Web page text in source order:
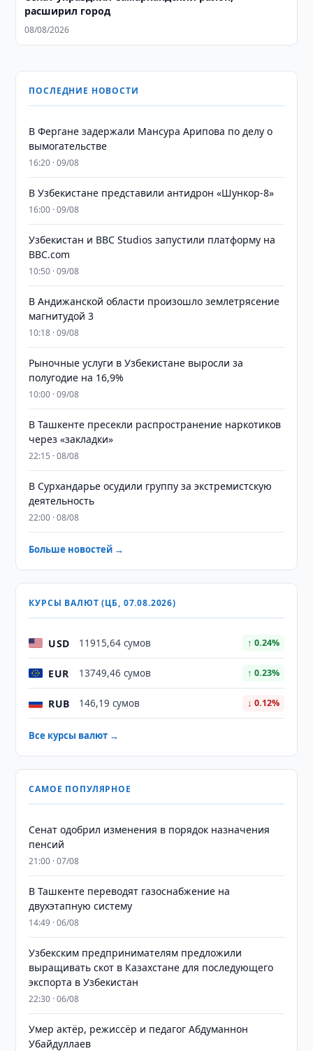
расширил город
08/08/2026
ПОСЛЕДНИЕ НОВОСТИ
В Фергане задержали Мансура Арипова по делу о
вымогательстве
16:20 · 09/08
В Узбекистане представили антидрон «Шункор-8»
16:00 · 09/08
Узбекистан и BBC Studios запустили платформу на
BBC.com
10:50 · 09/08
В Андижанской области произошло землетрясение
магнитудой 3
10:18 · 09/08
Рыночные услуги в Узбекистане выросли за
полугодие на 16,9%
10:00 · 09/08
В Ташкенте пресекли распространение наркотиков
через «закладки»
22:15 · 08/08
В Сурхандарье осудили группу за экстремистскую
деятельность
22:00 · 08/08
Больше новостей →
КУРСЫ ВАЛЮТ (ЦБ, 07.08.2026)
USD 11915,64 сумов ↑ 0.24%
EUR 13749,46 сумов ↑ 0.23%
RUB 146,19 сумов ↓ 0.12%
Все курсы валют →
САМОЕ ПОПУЛЯРНОЕ
Сенат одобрил изменения в порядок назначения
пенсий
21:00 · 07/08
В Ташкенте переводят газоснабжение на
двухэтапную систему
14:49 · 06/08
Узбекским предпринимателям предложили
выращивать скот в Казахстане для последующего
экспорта в Узбекистан
22:30 · 06/08
Умер актёр, режиссёр и педагог Абдуманнон
Убайдуллаев